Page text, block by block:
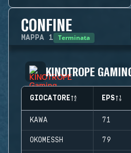
CONFINE
MAPPA 1 Terminata
KINOTROPE
GIOCATORE EPS
KAWA 71
OKOMESSH 79